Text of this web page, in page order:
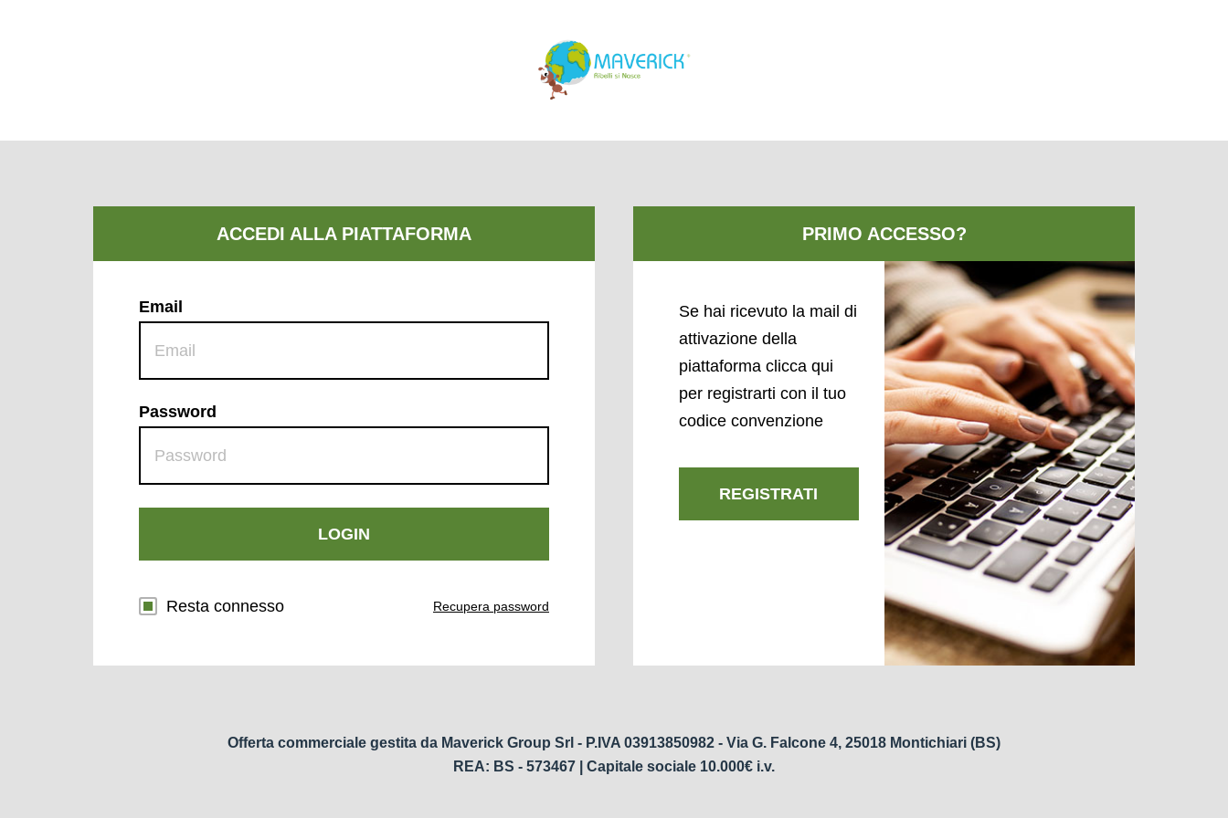
Email
Password
LOGIN
Resta connesso Recupera password
Se hai ricevuto la mail di
attivazione della
piattaforma clicca qui
per registrarti con il tuo
codice convenzione
REGISTRATI
Offerta commerciale gestita da Maverick Group Srl - P.IVA 03913850982 - Via G. Falcone 4, 25018 Montichiari (BS)
REA: BS - 573467 | Capitale sociale 10.000€ i.v.